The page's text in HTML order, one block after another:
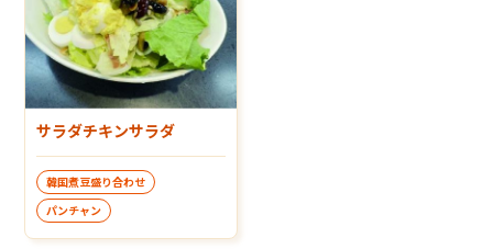
サラダチキンサラダ
韓国煮豆盛り合わせ
パンチャン